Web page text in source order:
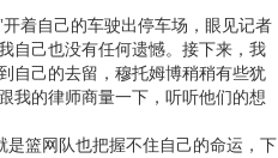
着自己的车驶出停车场，眼见记者
自己也没有任何遗憾。接下来，我
自己的去留，穆托姆博稍稍有些犹
我的律师商量一下，听听他们的想
篮网队也把握不住自己的命运，下